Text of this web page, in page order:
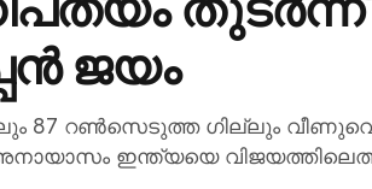
ജയം
റൺസെടുത്ത ഗില്ലും
ഇന്ത്യയെ